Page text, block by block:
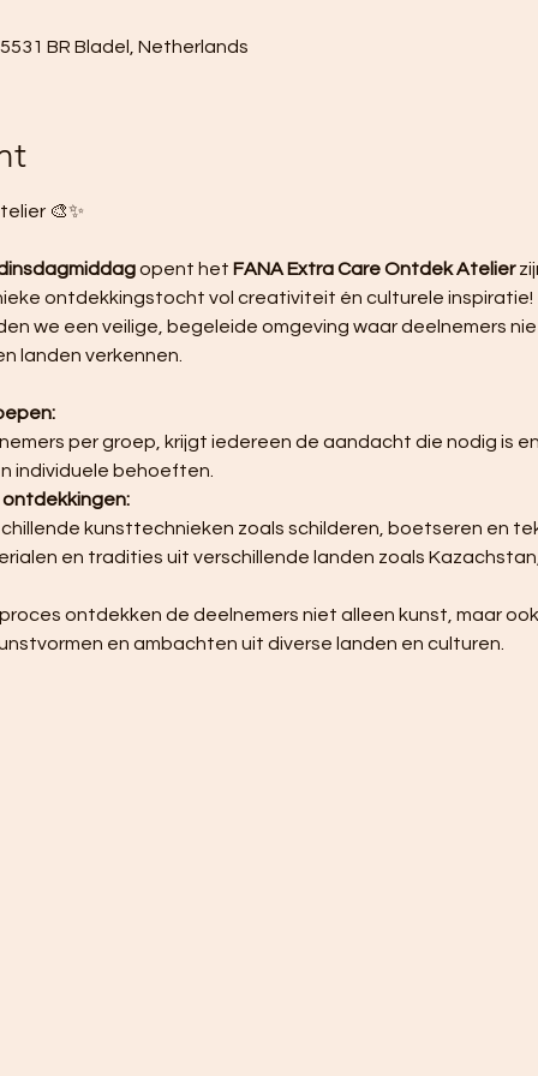
BR Bladel, Netherlands
🎨✨
opent het FANA Extra Care Ontdek Atelier
ontdekkingstocht vol creativiteit én culturele inspiratie!
we een veilige, begeleide omgeving waar deelnemers
landen verkennen.
individuele behoeften.
en tradities uit verschillende landen zoals
en ambachten uit diverse landen en culturen.